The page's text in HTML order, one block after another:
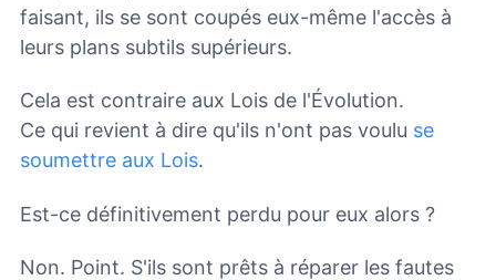
faisant, ils se sont coupés eux-même l'accès à
leurs plans subtils supérieurs.
Cela est contraire aux Lois de l'Évolution.
Ce qui revient à dire qu'ils n'ont pas voulu se
soumettre aux Lois.
Est-ce définitivement perdu pour eux alors ?
Non. Point. S'ils sont prêts à réparer les fautes